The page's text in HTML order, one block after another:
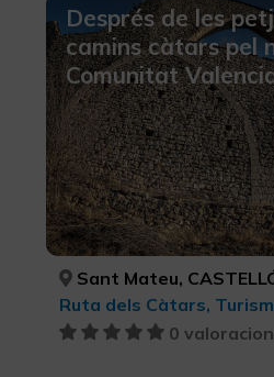
Després de les
camins càtars pel
Comunitat
Sant Mateu,
Ruta dels Càtars,
0